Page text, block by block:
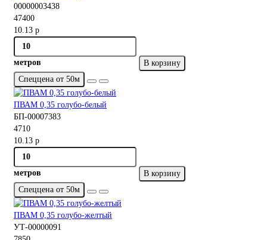
00000003438
47400
10.13 р
метров
В корзину
Спеццена от 50м
ПВАМ 0,35 голубо-белый
БП-00007383
4710
10.13 р
метров
В корзину
Спеццена от 50м
ПВАМ 0,35 голубо-желтый
УТ-00000091